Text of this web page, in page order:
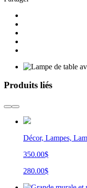
Produits liés
Décor, Lampes,
350.00$
280.00$